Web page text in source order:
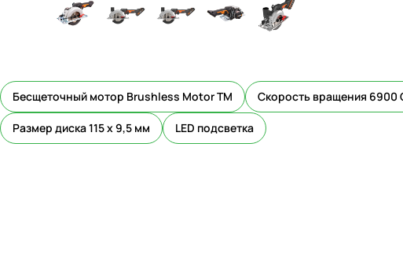
Бесщеточный мотор Brushless Motor TM Скорость вращения 6900
Размер диска 115 х 9,5 мм LED подсветка